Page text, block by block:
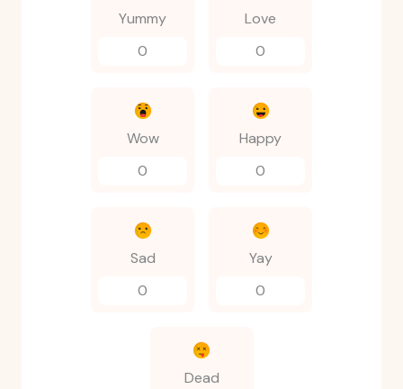
Yummy
0
Love
0
Wow
0
Happy
0
Sad
0
Yay
0
Dead